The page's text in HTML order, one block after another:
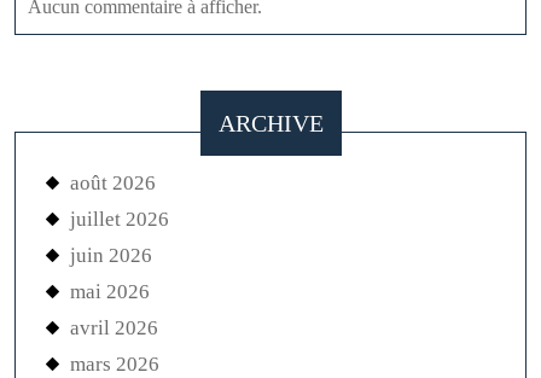
Aucun commentaire à afficher.
ARCHIVE
août 2026
juillet 2026
juin 2026
mai 2026
avril 2026
mars 2026